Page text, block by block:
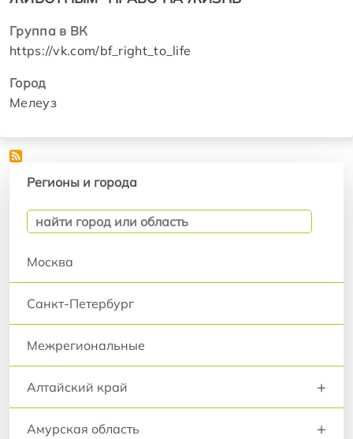
Группа в ВК
https://vk.com/bf_right_to_life
Город
Мелеуз
Регионы и города
Москва
Санкт-Петербург
Межрегиональные
Алтайский край +
Амурская область +